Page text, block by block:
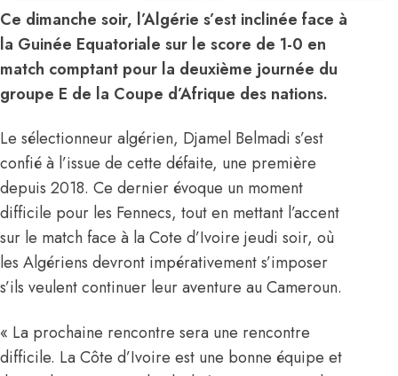
Ce dimanche soir, l’Algérie s’est inclinée face à
la Guinée Equatoriale sur le score de 1-0 en
match comptant pour la deuxième journée du
groupe E de la Coupe d’Afrique des nations.
Le sélectionneur algérien, Djamel Belmadi s’est
confié à l’issue de cette défaite, une première
depuis 2018. Ce dernier évoque un moment
difficile pour les Fennecs, tout en mettant l’accent
sur le match face à la Cote d’Ivoire jeudi soir, où
les Algériens devront impérativement s’imposer
s’ils veulent continuer leur aventure au Cameroun.
« La prochaine rencontre sera une rencontre
difficile. La Côte d’Ivoire est une bonne équipe et